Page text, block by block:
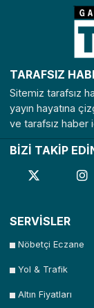
TARAFSIZ
Sitemiz tarafsız
yayın hayatına
ve tarafsız haber
BİZİ TAKİP
SERVİSLER
Nöbetçi Eczane
Yol & Trafik
Altın Fiyatları